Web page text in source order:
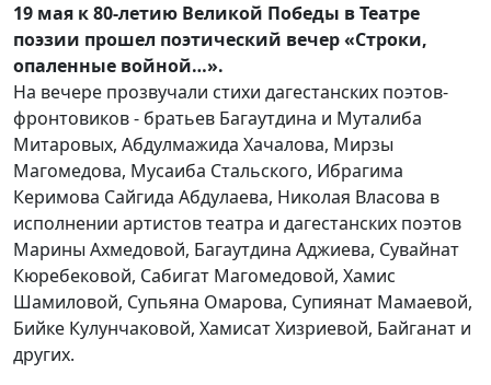
19 мая к 80-летию Великой Победы в Театре
поэзии прошел поэтический вечер «Строки,
опаленные войной…».
На вечере прозвучали стихи дагестанских поэтов-
фронтовиков - братьев Багаутдина и Муталиба
Митаровых, Абдулмажида Хачалова, Мирзы
Магомедова, Мусаиба Стальского, Ибрагима
Керимова Сайгида Абдулаева, Николая Власова в
исполнении артистов театра и дагестанских поэтов
Марины Ахмедовой, Багаутдина Аджиева, Сувайнат
Кюребековой, Сабигат Магомедовой, Хамис
Шамиловой, Супьяна Омарова, Супиянат Мамаевой,
Бийке Кулунчаковой, Хамисат Хизриевой, Байганат и
других.